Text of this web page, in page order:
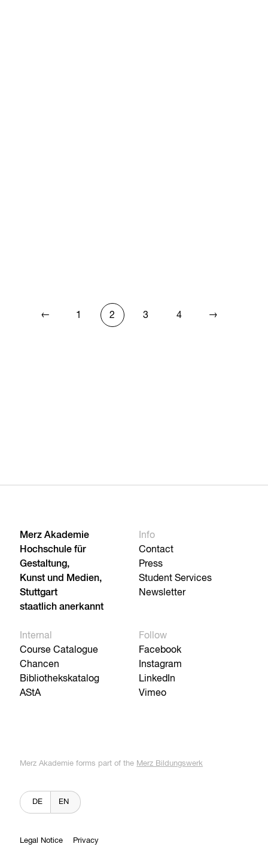
← 1 2 3 4 →
Merz Akademie
Hochschule für
Gestaltung,
Kunst und Medien,
Stuttgart
staatlich anerkannt
Info
Contact
Press
Student Services
Newsletter
Internal
Course Catalogue
Chancen
Bibliothekskatalog
AStA
Follow
Facebook
Instagram
LinkedIn
Vimeo
Merz Akademie forms part of the Merz Bildungswerk
DE EN
Legal Notice Privacy